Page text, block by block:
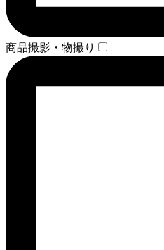
商品撮影・物撮り